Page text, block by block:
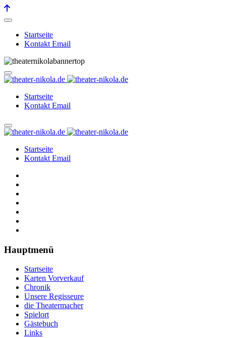
Startseite
Kontakt Email
Startseite
Kontakt Email
Startseite
Kontakt Email
Hauptmenü
Startseite
Karten Vorverkauf
Chronik
Unsere Regisseure
die Theatermacher
Spielort
Gästebuch
Links